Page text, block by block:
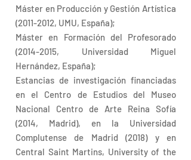
Máster en Producción y Gestión Artística
(2011-2012, UMU, España);
Máster en Formación del Profesorado
(2014-2015, Universidad Miguel
Hernández, España);
Estancias de investigación financiadas
en el Centro de Estudios del Museo
Nacional Centro de Arte Reina Sofía
(2014, Madrid), en la Universidad
Complutense de Madrid (2018) y en
Central Saint Martins, University of the